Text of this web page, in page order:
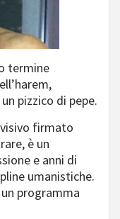
termine
pizzico di pepe.
firmato
è un
e anni di
umanistiche.
programma